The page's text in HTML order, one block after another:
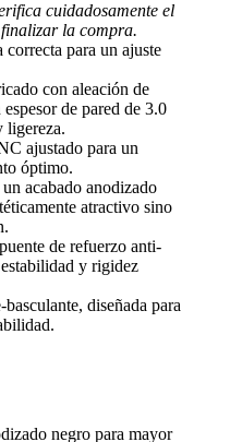
cuidadosamente el
la compra.
correcta para un ajuste
con aleación de
de pared de 3.0
ligereza.
ajustado para un
óptimo.
acabado anodizado
atractivo sino
de refuerzo anti-
y rigidez
basculante, diseñada para
negro para mayor